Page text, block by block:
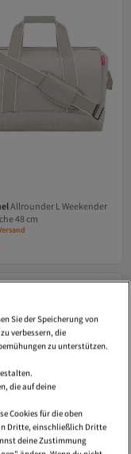
Allrounder L Weekender
48 cm
Kostenlos
Kostenlos
Sie der Speicherung von
verbessern, die
zu unterstützen.
die auf deine
Cookies für die oben
Dritte, einschließlich Dritte
deine Zustimmung